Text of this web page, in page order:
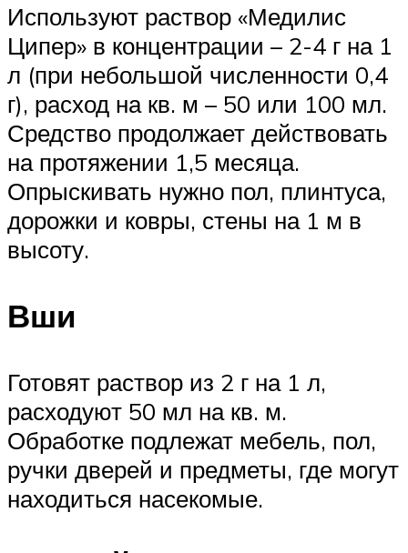
Используют раствор «Медилис
Ципер» в концентрации – 2-4 г на 1
л (при небольшой численности 0,4
г), расход на кв. м – 50 или 100 мл.
Средство продолжает действовать
на протяжении 1,5 месяца.
Опрыскивать нужно пол, плинтуса,
дорожки и ковры, стены на 1 м в
высоту.
Вши
Готовят раствор из 2 г на 1 л,
расходуют 50 мл на кв. м.
Обработке подлежат мебель, пол,
ручки дверей и предметы, где могут
находиться насекомые.